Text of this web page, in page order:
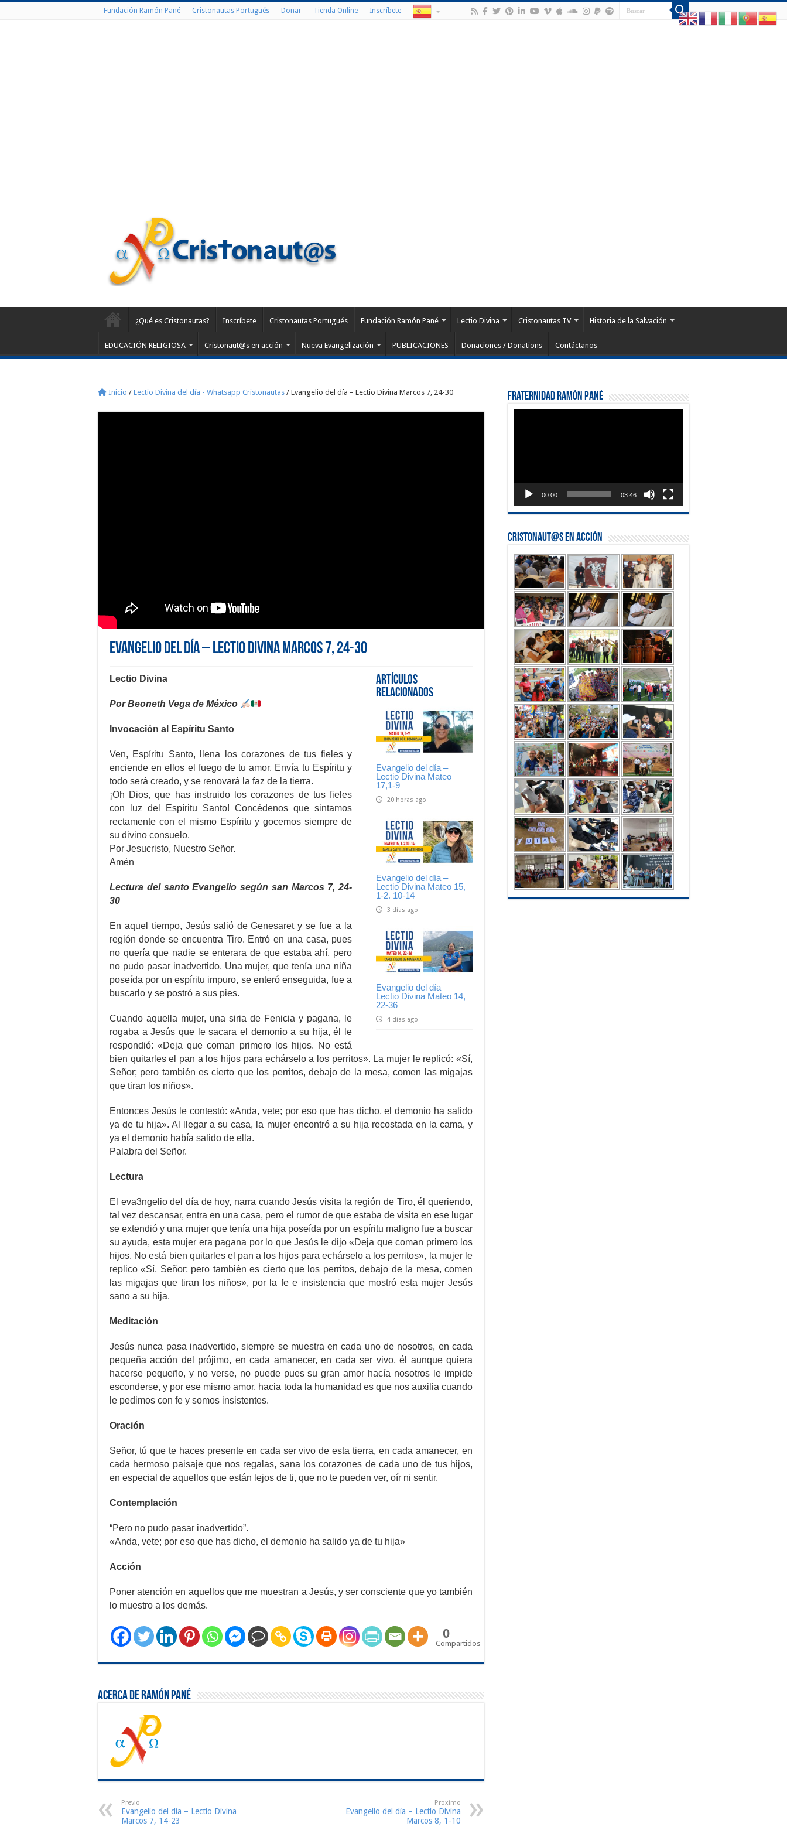
Fundación Ramón Pané Cristonautas Portugués Donar Tienda Online Inscríbete
¿Qué es Cristonautas? Inscríbete Cristonautas Portugués Fundación Ramón Pané Lectio Divina Cristonautas TV Historia de la Salvación
EDUCACIÓN RELIGIOSA Cristonaut@s en acción Nueva Evangelización PUBLICACIONES Donaciones / Donations Contáctanos
Inicio / Lectio Divina del día - Whatsapp Cristonautas / Evangelio del día – Lectio Divina Marcos 7, 24-30
Evangelio del día – Lectio Divina Marcos 7, 24-30
Artículos
Relacionados
Evangelio del día –
Lectio Divina Mateo
17,1-9
20 horas ago
Evangelio del día –
Lectio Divina Mateo 15,
1-2. 10-14
3 días ago
Evangelio del día –
Lectio Divina Mateo 14,
22-36
4 días ago
Lectio Divina
Por Beoneth Vega de México
Invocación al Espíritu Santo
Ven, Espíritu Santo, llena los corazones de tus fieles y
enciende en ellos el fuego de tu amor. Envía tu Espíritu y
todo será creado, y se renovará la faz de la tierra.
¡Oh Dios, que has instruido los corazones de tus fieles
con luz del Espíritu Santo! Concédenos que sintamos
rectamente con el mismo Espíritu y gocemos siempre de
su divino consuelo.
Por Jesucristo, Nuestro Señor.
Amén
Lectura del santo Evangelio según san Marcos 7, 24-
30
En aquel tiempo, Jesús salió de Genesaret y se fue a la
región donde se encuentra Tiro. Entró en una casa, pues
no quería que nadie se enterara de que estaba ahí, pero
no pudo pasar inadvertido. Una mujer, que tenía una niña
poseída por un espíritu impuro, se enteró enseguida, fue a
buscarlo y se postró a sus pies.
Cuando aquella mujer, una siria de Fenicia y pagana, le
rogaba a Jesús que le sacara el demonio a su hija, él le
respondió: «Deja que coman primero los hijos. No está
bien quitarles el pan a los hijos para echárselo a los perritos». La mujer le replicó: «Sí,
Señor; pero también es cierto que los perritos, debajo de la mesa, comen las migajas
que tiran los niños».
Entonces Jesús le contestó: «Anda, vete; por eso que has dicho, el demonio ha salido
ya de tu hija». Al llegar a su casa, la mujer encontró a su hija recostada en la cama, y
ya el demonio había salido de ella.
Palabra del Señor.
Lectura
El eva3ngelio del día de hoy, narra cuando Jesús visita la región de Tiro, él queriendo,
tal vez descansar, entra en una casa, pero el rumor de que estaba de visita en ese lugar
se extendió y una mujer que tenía una hija poseída por un espíritu maligno fue a buscar
su ayuda, esta mujer era pagana por lo que Jesús le dijo «Deja que coman primero los
hijos. No está bien quitarles el pan a los hijos para echárselo a los perritos», la mujer le
replico «Sí, Señor; pero también es cierto que los perritos, debajo de la mesa, comen
las migajas que tiran los niños», por la fe e insistencia que mostró esta mujer Jesús
sano a su hija.
Meditación
Jesús nunca pasa inadvertido, siempre se muestra en cada uno de nosotros, en cada
pequeña acción del prójimo, en cada amanecer, en cada ser vivo, él aunque quiera
hacerse pequeño, y no verse, no puede pues su gran amor hacía nosotros le impide
esconderse, y por ese mismo amor, hacia toda la humanidad es que nos auxilia cuando
le pedimos con fe y somos insistentes.
Oración
Señor, tú que te haces presente en cada ser vivo de esta tierra, en cada amanecer, en
cada hermoso paisaje que nos regalas, sana los corazones de cada uno de tus hijos,
en especial de aquellos que están lejos de ti, que no te pueden ver, oír ni sentir.
Contemplación
“Pero no pudo pasar inadvertido”.
«Anda, vete; por eso que has dicho, el demonio ha salido ya de tu hija»
Acción
Poner atención en aquellos que me muestran a Jesús, y ser consciente que yo también
lo muestro a los demás.
0
Compartidos
Acerca de Ramón Pané
Previo
Evangelio del día – Lectio Divina
Marcos 7, 14-23
Proximo
Evangelio del día – Lectio Divina
Marcos 8, 1-10
Fraternidad Ramón Pané
00:00 03:46
Cristonaut@s en Acción